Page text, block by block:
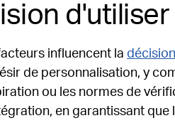
influencent la
de personnalisation, y
ou les normes de
en garantissant